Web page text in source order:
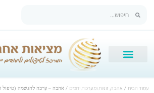
עמוד הבית / אהבה, זוגיות ומערכות יחסים / אהבה – ערכה להגשמה (טיפול